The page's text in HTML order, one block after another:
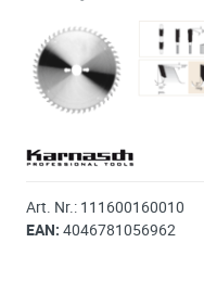
Art. Nr.: 111600160010
EAN: 4046781056962